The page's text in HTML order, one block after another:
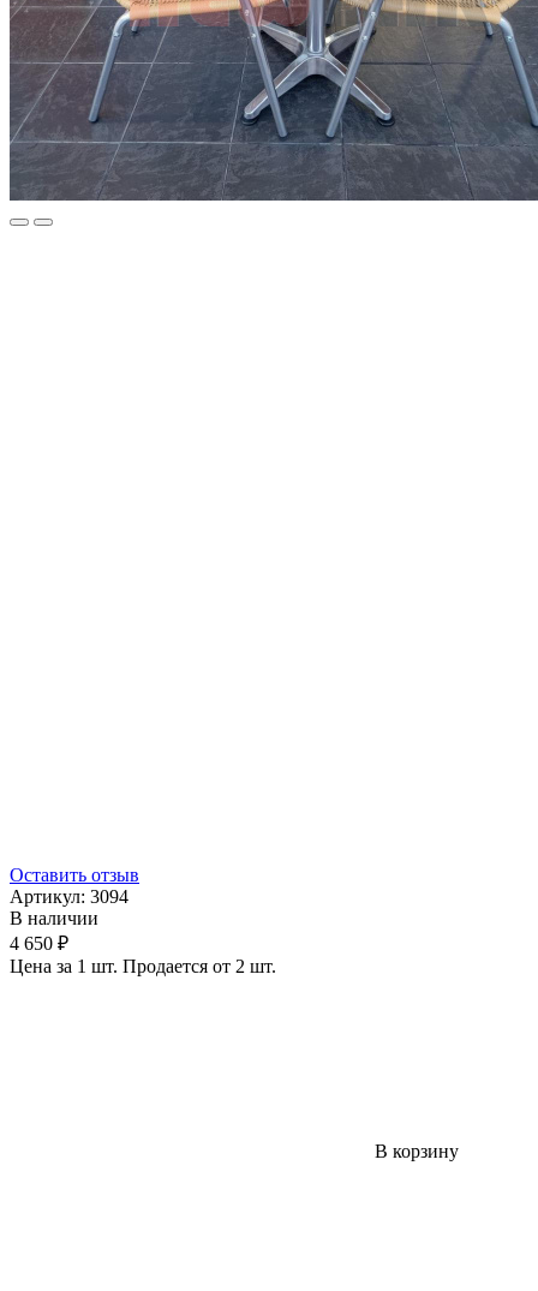
Оставить отзыв
Артикул: 3094
В наличии
4 650 ₽
Цена за 1 шт. Продается от 2 шт.
В корзину